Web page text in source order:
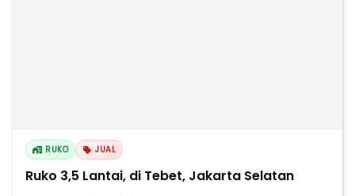
RUKO JUAL
Ruko 3,5 Lantai, di Tebet, Jakarta Selatan